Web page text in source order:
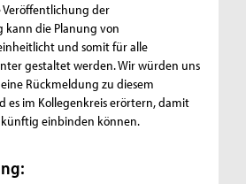
der
kann die Planung von
und somit für alle
gestaltet werden. Wir würden uns
Rückmeldung zu diesem
es im Kollegenkreis erörtern, damit
einbinden können.